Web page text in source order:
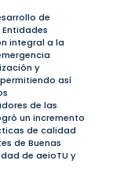
de
integral a la
y
así
de las
un incremento
de calidad
de Buenas
de aeioTU y